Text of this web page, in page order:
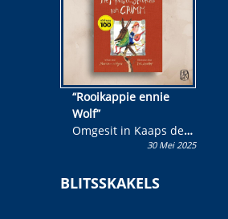
“Rooikappie ennie
Wolf”
Omgesit in Kaaps deur
Olivia M. Coetzee30 Mei 2025
BLITSSKAKELS